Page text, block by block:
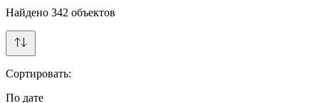
Найдено 342 объектов
Сортировать:
По дате